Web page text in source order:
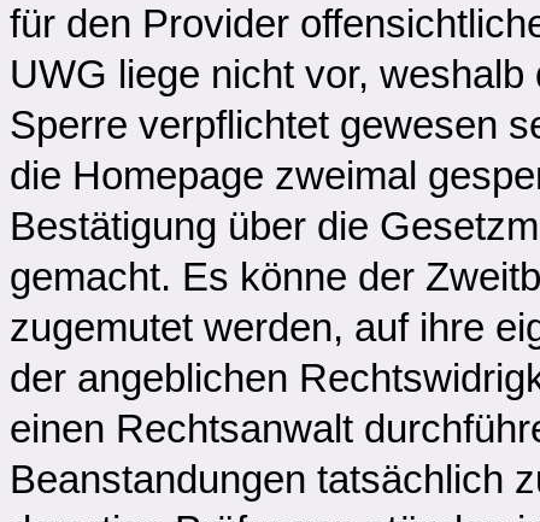
für den Provider
UWG liege nicht vor,
Sperre verpflichtet gewesen
die Homepage zweimal
Bestätigung über die
gemacht. Es könne der
zugemutet werden, auf ihre
der angeblichen
einen Rechtsanwalt
Beanstandungen tatsächlich